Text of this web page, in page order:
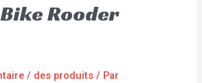
Rooder
/ des produits / Par